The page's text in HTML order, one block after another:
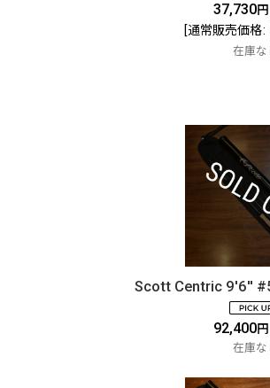
37,730円
[通常販売価格:
在庫な
Scott Centric 9'6''
92,400円
在庫な